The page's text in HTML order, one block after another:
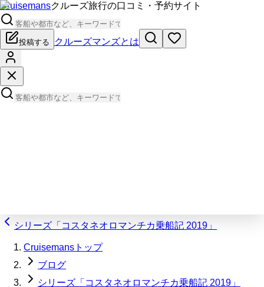
Cruisemansクルーズ旅行の口コミ・予約サイト
投稿する クルーズマンズとは
シリーズ「コスタネオロマンチカ乗船記 2019」
Cruisemansトップ
ブログ
シリーズ「コスタネオロマンチカ乗船記 2019」